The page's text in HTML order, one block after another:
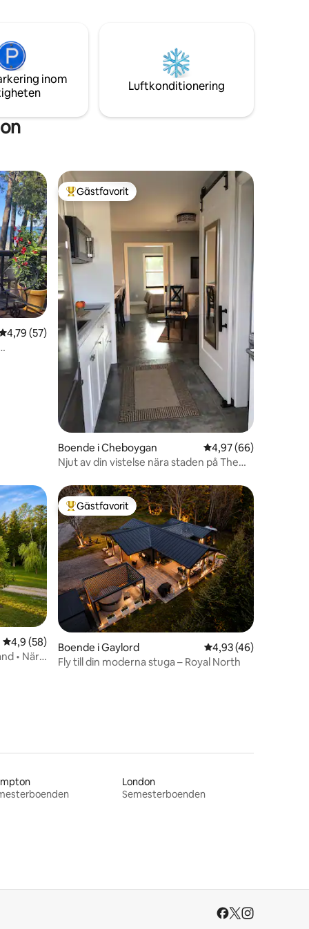
inom
Luftkonditionering
av 5 i genomsnittligt betyg, 57 omdömen
4,79 (57)
Populär gästfavorit
Gästfavorit
Boende i Cheboygan 4,97 av 5 i
4,97 (66)
Njut av din vistelse nära staden på The
4,9 av 5 i genomsnittligt betyg, 58 omdömen
4,9 (58)
• Nära
Populär gästfavorit
Gästfavorit
Boende i Gaylord 4,93 av 5 i
4,93 (46)
Fly till din moderna stuga – Royal North
London
Semesterboenden